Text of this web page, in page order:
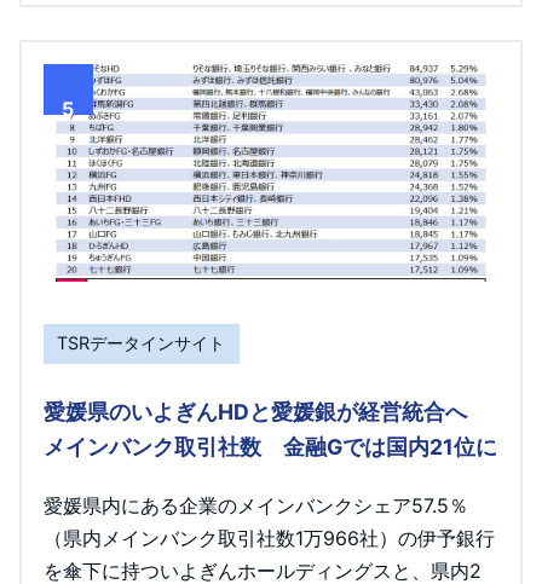
5
TSRデータインサイト
愛媛県のいよぎんHDと愛媛銀が経営統合へ
メインバンク取引社数 金融Gでは国内21位に
愛媛県内にある企業のメインバンクシェア57.5％
（県内メインバンク取引社数1万966社）の伊予銀行
を傘下に持ついよぎんホールディングスと、県内2